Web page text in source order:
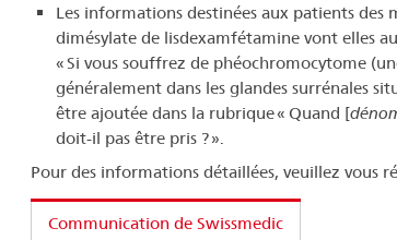
Les informations destinées aux patients des
dimésylate de lisdexamfétamine vont elles
« Si vous souffrez de phéochromocytome
généralement dans les glandes surrénales
être ajoutée dans la rubrique « Quand [
doit-il pas être pris ? ».
Pour des informations détaillées, veuillez vous
Communication de Swissmedic